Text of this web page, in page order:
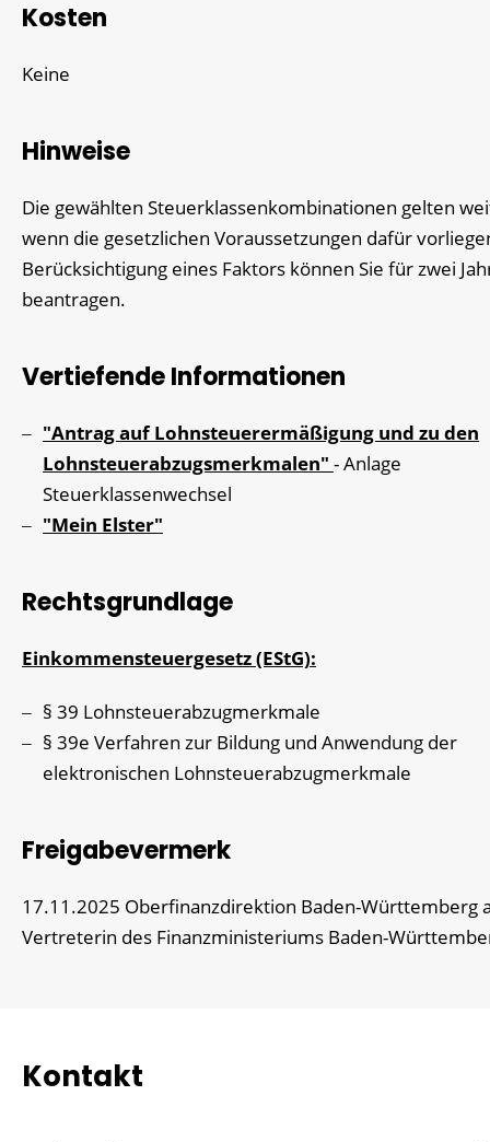
Kosten
Keine
Hinweise
Die gewählten Steuerklassenkombinationen gelten
wenn die gesetzlichen Voraussetzungen dafür
Berücksichtigung eines Faktors können Sie für zwei
beantragen.
Vertiefende Informationen
"Antrag auf Lohnsteuerermäßigung und zu den
Lohnsteuerabzugsmerkmalen" -Anlage
Steuerklassenwechsel
"Mein Elster"
Rechtsgrundlage
Einkommensteuergesetz (EStG):
§ 39 Lohnsteuerabzugmerkmale
§ 39e Verfahren zur Bildung und Anwendung der
elektronischen Lohnsteuerabzugmerkmale
Freigabevermerk
17.11.2025 Oberfinanzdirektion Baden-Württemberg
Vertreterin des Finanzministeriums Baden-
Kontakt